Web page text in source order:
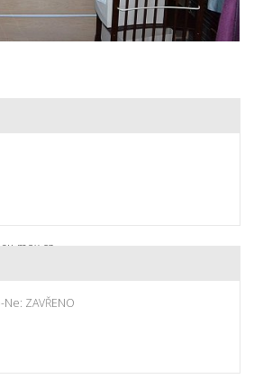
mex.cz
ZAVŘENO